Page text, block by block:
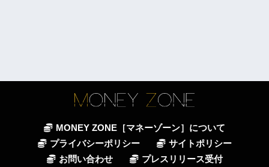
MONEY ZONE［マネーゾーン］について
プライバシーポリシー
サイトポリシー
お問い合わせ
プレスリリース受付